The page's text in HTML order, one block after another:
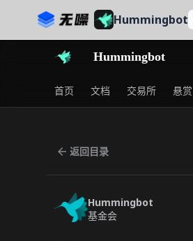
Hummingbot
Hummingbot
首页 文档 交易所 悬赏
返回目录
Hummingbot
基金会